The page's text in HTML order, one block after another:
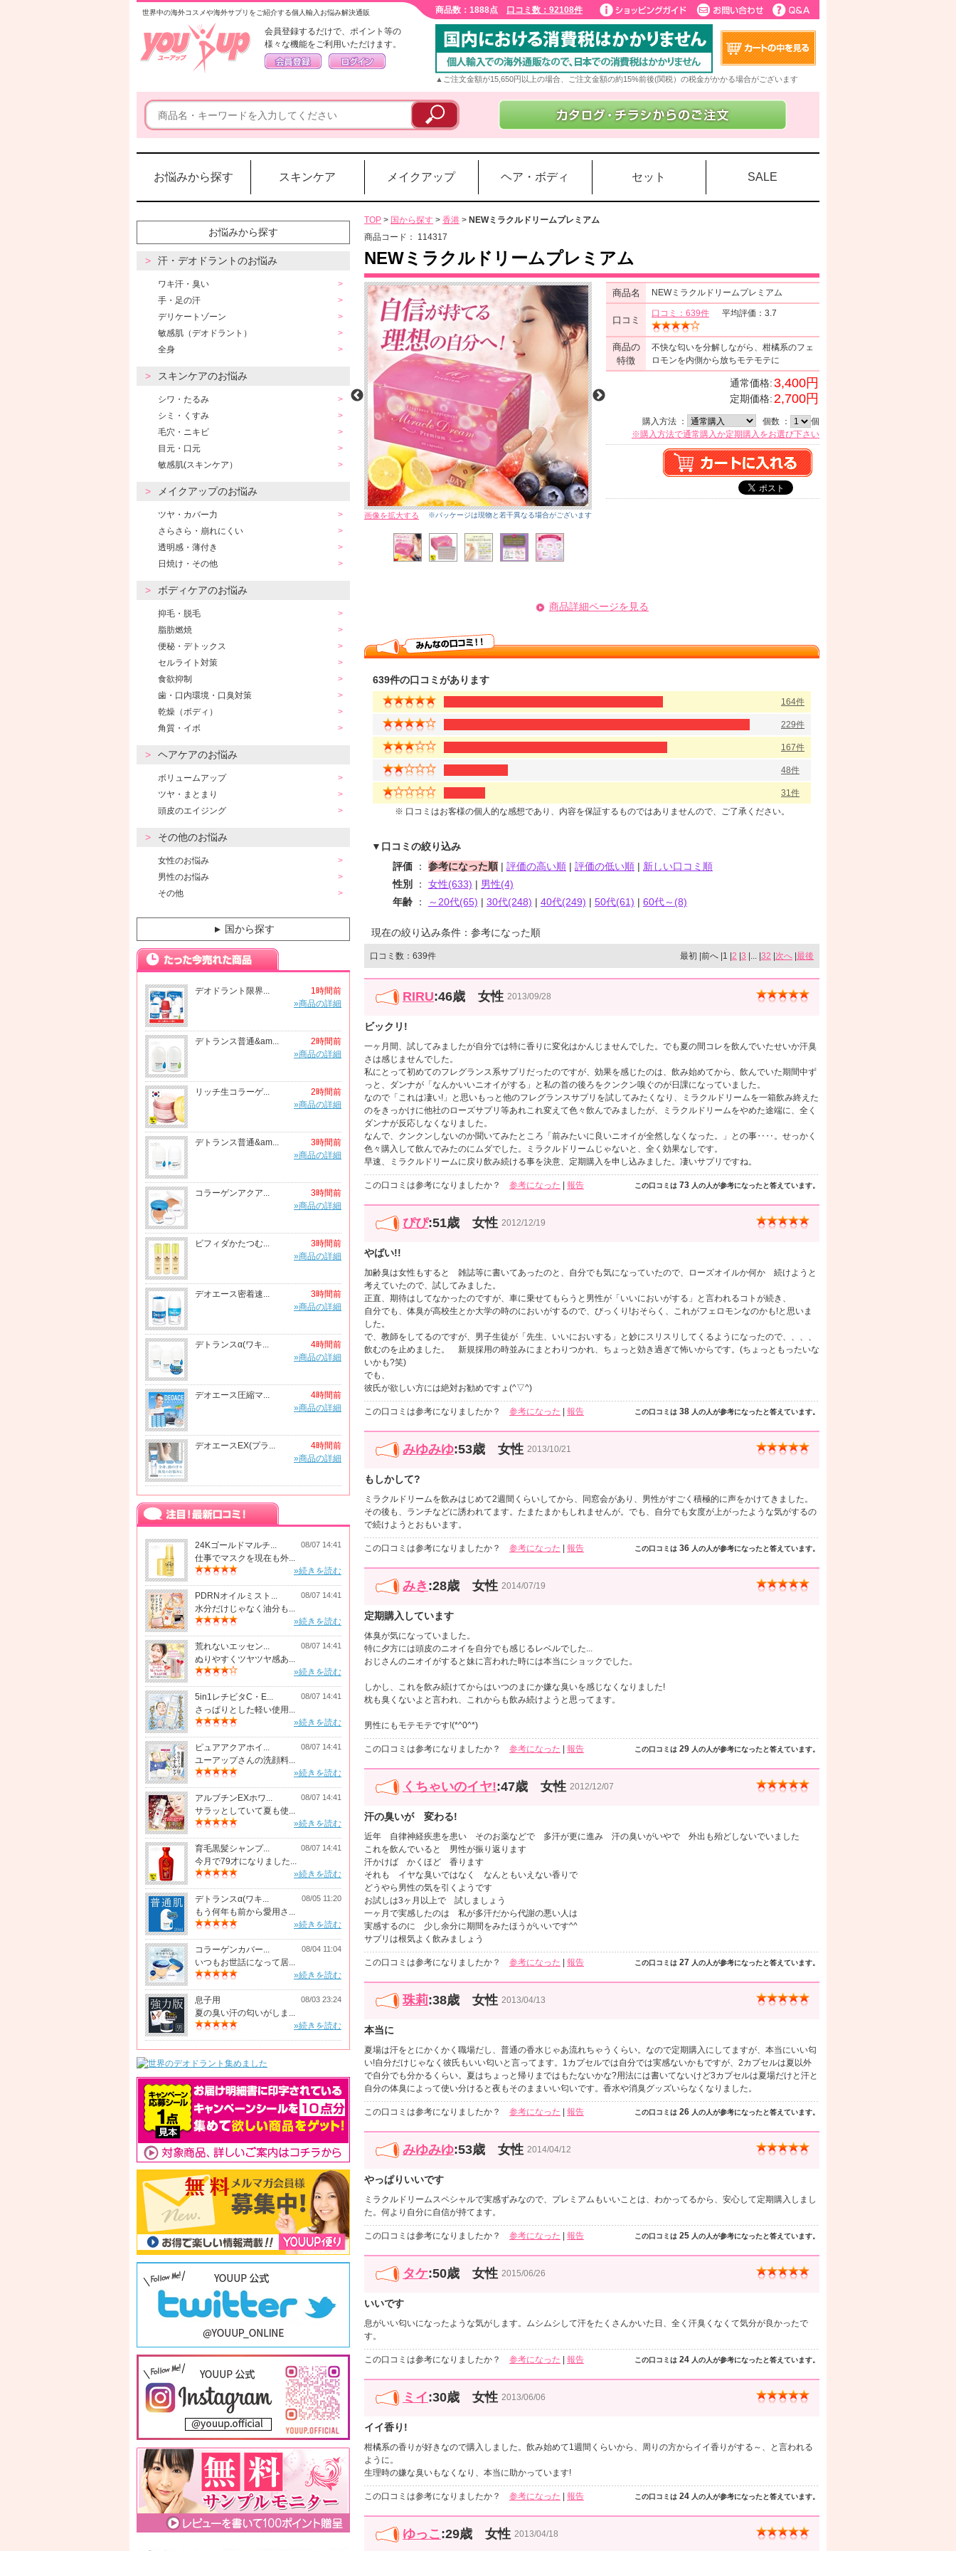
世界中の海外コスメや海外サプリをご紹介する個人輸入お悩み解決通販 商品数：1888点 口コミ数：92108件
会員登録するだけで、ポイント等の
様々な機能をご利用いただけます。
▲ご注文金額が15,650円以上の場合、ご注文金額の約15%前後(関税）の税金がかかる場合がございます
お悩みから探す スキンケア メイクアップ ヘア・ボディ セット SALE
お悩みから探す
汗・デオドラントのお悩み
ワキ汗・臭い
手・足の汗
デリケートゾーン
敏感肌（デオドラント）
全身
スキンケアのお悩み
シワ・たるみ
シミ・くすみ
毛穴・ニキビ
目元・口元
敏感肌(スキンケア）
メイクアップのお悩み
ツヤ・カバー力
さらさら・崩れにくい
透明感・薄付き
日焼け・その他
ボディケアのお悩み
抑毛・脱毛
脂肪燃焼
便秘・デトックス
セルライト対策
食欲抑制
歯・口内環境・口臭対策
乾燥（ボディ）
角質・イボ
ヘアケアのお悩み
ボリュームアップ
ツヤ・まとまり
頭皮のエイジング
その他のお悩み
女性のお悩み
男性のお悩み
その他
▼ 国から探す
デオドラント限界...
1時間前
»商品の詳細
デトランス普通&am...
2時間前
»商品の詳細
リッチ生コラーゲ...
2時間前
»商品の詳細
デトランス普通&am...
3時間前
»商品の詳細
コラーゲンアクア...
3時間前
»商品の詳細
ビフィダかたつむ...
3時間前
»商品の詳細
デオエース密着速...
3時間前
»商品の詳細
デトランスα(ワキ...
4時間前
»商品の詳細
デオエース圧縮マ...
4時間前
»商品の詳細
デオエースEX(プラ...
4時間前
»商品の詳細
24Kゴールドマルチ... 08/07 14:41
仕事でマスクを現在も外...
»続きを読む
PDRNオイルミスト... 08/07 14:41
水分だけじゃなく油分も...
»続きを読む
荒れないエッセン... 08/07 14:41
ぬりやすくツヤツヤ感あ...
»続きを読む
5in1レチビタC・E... 08/07 14:41
さっぱりとした軽い使用...
»続きを読む
ピュアアクアホイ... 08/07 14:41
ユーアップさんの洗顔料...
»続きを読む
アルブチンEXホワ... 08/07 14:41
サラッとしていて夏も使...
»続きを読む
育毛黒髪シャンプ... 08/07 14:41
今月で79才になりました...
»続きを読む
デトランスα(ワキ... 08/05 11:20
もう何年も前から愛用さ...
»続きを読む
コラーゲンカバー... 08/04 11:04
いつもお世話になって居...
»続きを読む
息子用 08/03 23:24
夏の臭い汗の匂いがしま...
»続きを読む
TOP > 国から探す > 香港 > NEWミラクルドリームプレミアム
商品コード： 114317
NEWミラクルドリームプレミアム
画像を拡大する ※パッケージは現物と若干異なる場合がございます
商品名 NEWミラクルドリームプレミアム
口コミ
口コミ：639件 平均評価：3.7
商品の
特徴
不快な匂いを分解しながら、柑橘系のフェ
ロモンを内側から放ちモテモテに
通常価格:3,400円
定期価格:2,700円
購入方法 ： 個数 ：
個
※購入方法で通常購入か定期購入をお選び下さい
商品詳細ページを見る
639件の口コミがあります
164件
229件
167件
48件
31件
※ 口コミはお客様の個人的な感想であり、内容を保証するものではありませんので、ご了承ください。
▼口コミの絞り込み
評価 ： 参考になった順 | 評価の高い順 | 評価の低い順 | 新しい口コミ順
性別
： 女性(633) | 男性(4)
年齢 ： ～20代(65) | 30代(248) | 40代(249) | 50代(61) | 60代～(8)
現在の絞り込み条件：参考になった順
口コミ数：639件 最初 |前へ |1 |2 |3 |... |32 |次へ |最後
RIRU:46歳 女性 2013/09/28
ビックリ!
一ヶ月間、試してみましたが自分では特に香りに変化はかんじませんでした。でも夏の間コレを飲んでいたせいか汗臭
さは感じませんでした。
私にとって初めてのフレグランス系サプリだったのですが、効果を感じたのは、飲み始めてから、飲んでいた期間中ず
っと、ダンナが「なんかいいニオイがする」と私の首の後ろをクンクン嗅ぐのが日課になっていました。
なので「これは凄い!」と思いもっと他のフレグランスサプリを試してみたくなり、ミラクルドリームを一箱飲み終えた
のをきっかけに他社のローズサプリ等あれこれ変えて色々飲んでみましたが、ミラクルドリームをやめた途端に、全く
ダンナが反応しなくなりました。
なんで、クンクンしないのか聞いてみたところ「前みたいに良いニオイが全然しなくなった。」との事‥‥。せっかく
色々購入して飲んでみたのにムダでした。ミラクルドリームじゃないと、全く効果なしです。
早速、ミラクルドリームに戻り飲み続ける事を決意、定期購入を申し込みました。凄いサプリですね。
この口コミは 73 人の人が参考になったと答えています。
この口コミは参考になりましたか？ 参考になった | 報告
ぴぴ:51歳 女性 2012/12/19
やばい!!
加齢臭は女性もすると 雑誌等に書いてあったのと、自分でも気になっていたので、ローズオイルか何か 続けようと
考えていたので、試してみました。
正直、期待はしてなかったのですが、車に乗せてもらうと男性が「いいにおいがする」と言われるコトが続き、
自分でも、体臭が高校生とか大学の時のにおいがするので、びっくり!おそらく、これがフェロモンなのかも!と思いま
した。
で、教師をしてるのですが、男子生徒が「先生、いいにおいする」と妙にスリスリしてくるようになったので、、、、
飲むのを止めました。 新規採用の時並みにまとわりつかれ、ちょっと効き過ぎて怖いからです。(ちょっともったいな
いかも?笑)
でも、
彼氏が欲しい方には絶対お勧めですょ(^▽^)
この口コミは 38 人の人が参考になったと答えています。
この口コミは参考になりましたか？ 参考になった | 報告
みゆみゆ:53歳 女性 2013/10/21
もしかして?
ミラクルドリームを飲みはじめて2週間くらいしてから、同窓会があり、男性がすごく積極的に声をかけてきました。
その後も、ランチなどに誘われてます。たまたまかもしれませんが。でも、自分でも女度が上がったような気がするの
で続けようとおもいます。
この口コミは 36 人の人が参考になったと答えています。
この口コミは参考になりましたか？ 参考になった | 報告
みき :28歳 女性 2014/07/19
定期購入しています
体臭が気になっていました。
特に夕方には頭皮のニオイを自分でも感じるレベルでした...
おじさんのニオイがすると妹に言われた時には本当にショックでした。
しかし、これを飲み続けてからはいつのまにか嫌な臭いを感じなくなりました!
枕も臭くないよと言われ、これからも飲み続けようと思ってます。
男性にもモテモテです!(*^0^*)
この口コミは 29 人の人が参考になったと答えています。
この口コミは参考になりましたか？ 参考になった | 報告
くちゃいのイヤ!:47歳 女性 2012/12/07
汗の臭いが 変わる!
近年 自律神経疾患を患い そのお薬などで 多汗が更に進み 汗の臭いがいやで 外出も殆どしないでいました
これを飲んでいると 男性が振り返ります
汗かけば かくほど 香ります
それも イヤな臭いではなく なんともいえない香りで
どうやら男性の気を引くようです
お試しは3ヶ月以上で 試しましょう
一ヶ月で実感したのは 私が多汗だから代謝の悪い人は
実感するのに 少し余分に期間をみたほうがいいです^^
サプリは根気よく飲みましょう
この口コミは 27 人の人が参考になったと答えています。
この口コミは参考になりましたか？ 参考になった | 報告
珠莉:38歳 女性 2013/04/13
本当に
夏場は汗をとにかくかく職場だし、普通の香水じゃあ流れちゃうくらい。なので定期購入にしてますが、本当にいい匂
い!自分だけじゃなく彼氏もいい匂いと言ってます。1カプセルでは自分では実感ないかもですが、2カプセルは夏以外
で自分でも分かるくらい。夏はちょっと帰りまではもたないかな?用法には書いてないけど3カプセルは夏場だけと汗と
自分の体臭によって使い分けると夜もそのままいい匂いです。香水や消臭グッズいらなくなりました。
この口コミは 26 人の人が参考になったと答えています。
この口コミは参考になりましたか？ 参考になった | 報告
みゆみゆ:53歳 女性 2014/04/12
やっぱりいいです
ミラクルドリームスペシャルで実感ずみなので、プレミアムもいいことは、わかってるから、安心して定期購入しまし
た。何より自分に自信が持てます。
この口コミは 25 人の人が参考になったと答えています。
この口コミは参考になりましたか？ 参考になった | 報告
タケ:50歳 女性 2015/06/26
いいです
息がいい匂いになったような気がします。ムシムシして汗をたくさんかいた日、全く汗臭くなくて気分が良かったで
す。
この口コミは 24 人の人が参考になったと答えています。
この口コミは参考になりましたか？ 参考になった | 報告
ミイ:30歳 女性 2013/06/06
イイ香り!
柑橘系の香りが好きなので購入しました。飲み始めて1週間くらいから、周りの方からイイ香りがする～、と言われる
ように。
生理時の嫌な臭いもなくなり、本当に助かっています!
この口コミは 24 人の人が参考になったと答えています。
この口コミは参考になりましたか？ 参考になった | 報告
ゆっこ :29歳 女性 2013/04/18